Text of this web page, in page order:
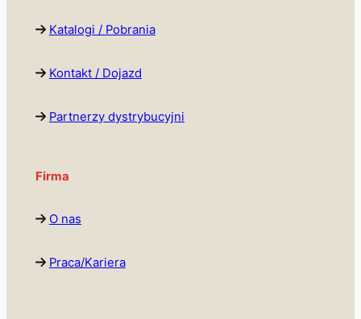
Katalogi / Pobrania
Kontakt / Dojazd
Partnerzy dystrybucyjni
Firma
O nas
Praca/Kariera